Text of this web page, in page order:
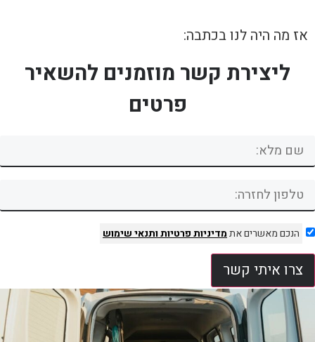
אז מה היה לנו בכתבה:
ליצירת קשר מוזמנים להשאיר
פרטים
הנכם מאשרים אתמדיניות פרטיותותנאי שימוש
צרו איתי קשר